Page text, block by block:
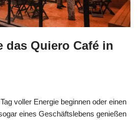
das Quiero Café in
voller Energie beginnen oder einen
eines Geschäftslebens genießen